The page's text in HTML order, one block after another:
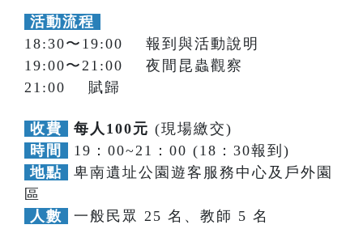
活動流程
18:30〜19:00 報到與活動說明
19:00〜21:00 夜間昆蟲觀察
21:00 賦歸
收費 每人100元 (現場繳交)
時間
19：00~21：00 (18：30報到)
地點
卑南遺址公園遊客服務中心及戶外園
區
人數
一般民眾 25 名、教師 5 名